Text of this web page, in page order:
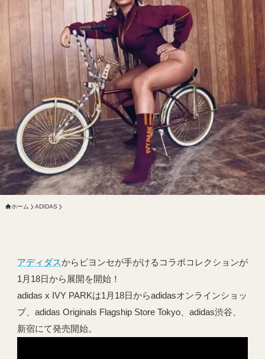
ホーム ADIDAS
アディダスからビヨンセが手がけるコラボコレクションが
1月18日から展開を開始！
adidas x IVY PARKは1月18日からadidasオンラインショッ
プ、adidas Originals Flagship Store Tokyo、adidas渋谷、
新宿にて発売開始。